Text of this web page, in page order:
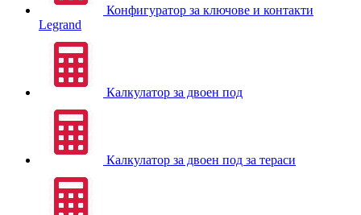
Конфигуратор за ключове и контакти
Legrand
Калкулатор за двоен под
Калкулатор за двоен под за тераси